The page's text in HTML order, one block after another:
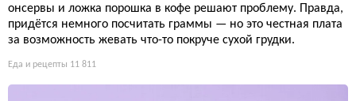
онсервы и ложка порошка в кофе решают проблему. Правда,
придётся немного посчитать граммы — но это честная плата
за возможность жевать что-то покруче сухой грудки.
Еда и рецепты 11 811